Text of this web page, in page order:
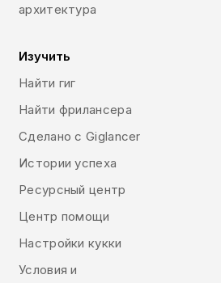
архитектура
Изучить
Найти гиг
Найти фрилансера
Сделано с Giglancer
Истории успеха
Ресурсный центр
Центр помощи
Настройки кукки
Условия и